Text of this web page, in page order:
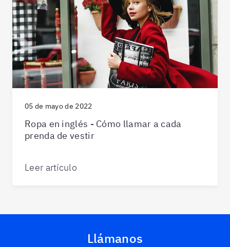
05 de mayo de 2022
Ropa en inglés - Cómo llamar a cada
prenda de vestir
Leer artículo
Llámanos